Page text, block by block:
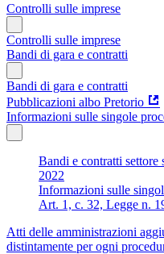
Controlli sulle imprese
Controlli sulle imprese
Bandi di gara e contratti
Bandi di gara e contratti
Pubblicazioni albo Pretorio
Informazioni sulle singole
Bandi e contratti settore
2022
Informazioni sulle
Art. 1, c. 32, Legge n.
Atti delle amministrazioni
distintamente per ogni